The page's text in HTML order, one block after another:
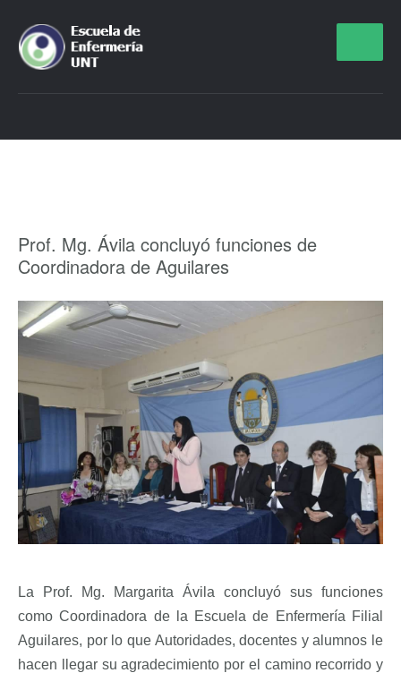
Prof. Mg. Ávila concluyó funciones de
Coordinadora de Aguilares
La Prof. Mg. Margarita Ávila concluyó sus funciones
como Coordinadora de la Escuela de Enfermería Filial
Aguilares, por lo que Autoridades, docentes y alumnos le
hacen llegar su agradecimiento por el camino recorrido y